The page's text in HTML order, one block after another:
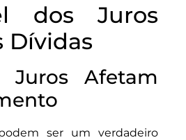
dos Juros
Dívidas
Juros Afetam
ser um verdadeiro